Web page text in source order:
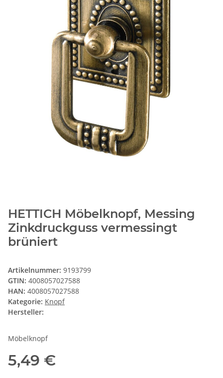
HETTICH Möbelknopf, Messing
Zinkdruckguss vermessingt
brüniert
Artikelnummer: 9193799
GTIN: 4008057027588
HAN: 4008057027588
Kategorie: Knopf
Hersteller:
Möbelknopf
5,49 €